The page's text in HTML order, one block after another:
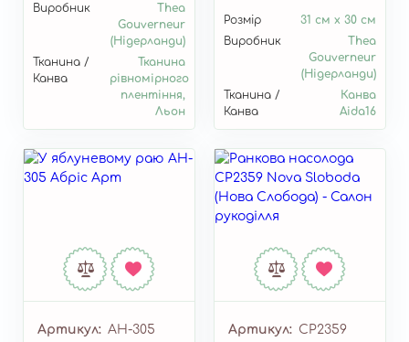
Виробник
Thea
Gouverneur
(Нідерланди)
Тканина /
Канва
Тканина
рівномірного
плентіння,
Льон
Розмір
31 см x 30 см
Виробник
Thea
Gouverneur
(Нідерланди)
Тканина /
Канва
Канва
Aida16
Артикул AH-305 Артикул СР2359